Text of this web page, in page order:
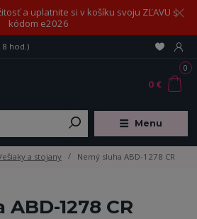
a uplatnite si v košíku svoju ZĽAVU s
kódom e2026
Menu
hod.)
0
0 €
a stojany Nemý sluha ABD-1278 CR
1278 CR